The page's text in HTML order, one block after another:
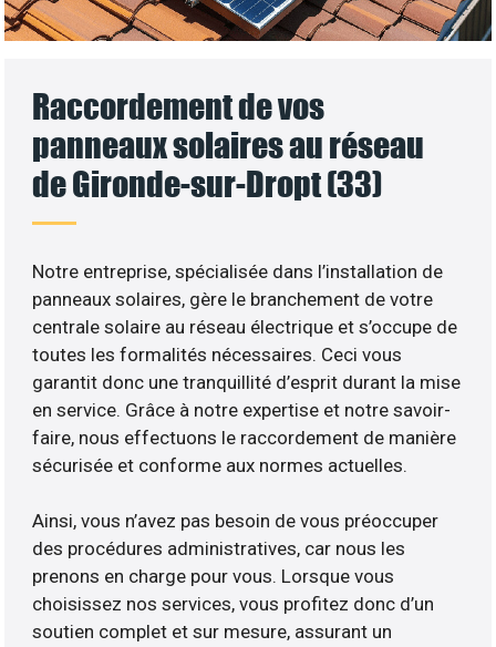
Raccordement de vos
panneaux solaires au réseau
de Gironde-sur-Dropt (33)
Notre entreprise, spécialisée dans l’installation de
panneaux solaires, gère le branchement de votre
centrale solaire au réseau électrique et s’occupe de
toutes les formalités nécessaires. Ceci vous
garantit donc une tranquillité d’esprit durant la mise
en service. Grâce à notre expertise et notre savoir-
faire, nous effectuons le raccordement de manière
sécurisée et conforme aux normes actuelles.
Ainsi, vous n’avez pas besoin de vous préoccuper
des procédures administratives, car nous les
prenons en charge pour vous. Lorsque vous
choisissez nos services, vous profitez donc d’un
soutien complet et sur mesure, assurant un